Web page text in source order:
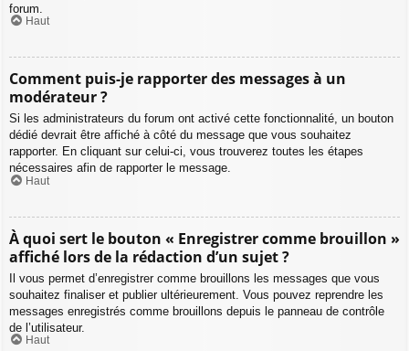
forum.
Haut
Comment puis-je rapporter des messages à un
modérateur ?
Si les administrateurs du forum ont activé cette fonctionnalité, un bouton
dédié devrait être affiché à côté du message que vous souhaitez
rapporter. En cliquant sur celui-ci, vous trouverez toutes les étapes
nécessaires afin de rapporter le message.
Haut
À quoi sert le bouton « Enregistrer comme brouillon »
affiché lors de la rédaction d’un sujet ?
Il vous permet d’enregistrer comme brouillons les messages que vous
souhaitez finaliser et publier ultérieurement. Vous pouvez reprendre les
messages enregistrés comme brouillons depuis le panneau de contrôle
de l’utilisateur.
Haut